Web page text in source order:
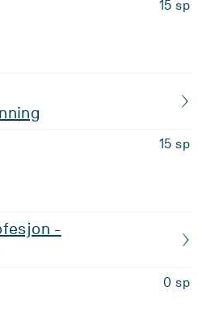
15 sp
15 sp
-
0 sp